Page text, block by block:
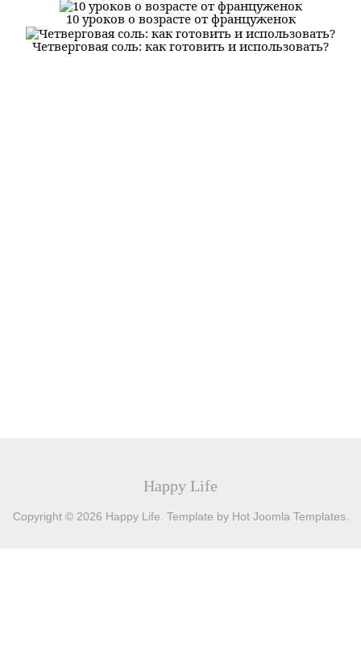
10 уроков о возрасте от француженок
Четверговая соль: как готовить и использовать?
Happy Life
Copyright © 2026 Happy Life. Template by Hot Joomla Templates.